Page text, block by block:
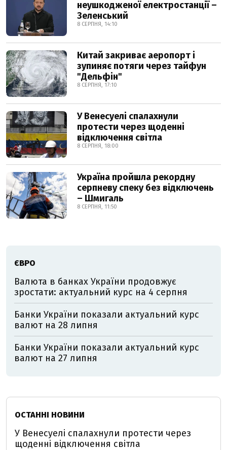
неушкодженої електростанції –
Зеленський
8 СЕРПНЯ, 14:10
Китай закриває аеропорт і
зупиняє потяги через тайфун
"Дельфін"
8 СЕРПНЯ, 17:10
У Венесуелі спалахнули
протести через щоденні
відключення світла
8 СЕРПНЯ, 18:00
Україна пройшла рекордну
серпневу спеку без відключень
– Шмигаль
8 СЕРПНЯ, 11:50
ЄВРО
Валюта в банках України продовжує
зростати: актуальний курс на 4 серпня
Банки України показали актуальний курс
валют на 28 липня
Банки України показали актуальний курс
валют на 27 липня
ОСТАННІ НОВИНИ
У Венесуелі спалахнули протести через
щоденні відключення світла